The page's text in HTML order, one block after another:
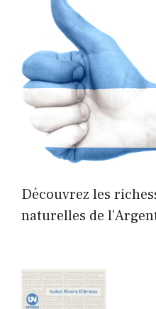
Découvrez les
naturelles de